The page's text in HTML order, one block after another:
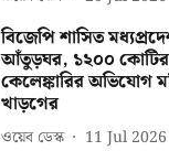
বিজেপি শাসিত
আঁতুড়ঘর, ১২০০
কেলেঙ্কারির অভিযোগ
খাড়গের
ওয়েব ডেস্ক 11 Jul 2026